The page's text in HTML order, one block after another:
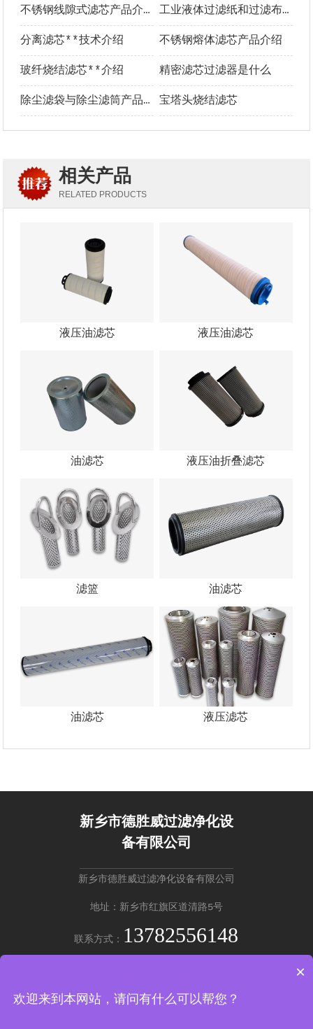
不锈钢线隙式滤芯产品介绍 工业液体过滤纸和过滤布**选型指南
分离滤芯**技术介绍 不锈钢熔体滤芯产品介绍
玻纤烧结滤芯**介绍 精密滤芯过滤器是什么
除尘滤袋与除尘滤筒产品介绍及优势对比 宝塔头烧结滤芯
相关产品
RELATED PRODUCTS
液压油滤芯 液压油滤芯
油滤芯 液压油折叠滤芯
滤篮 油滤芯
油滤芯 液压滤芯
新乡市德胜威过滤净化设
备有限公司
新乡市德胜威过滤净化设备有限公司
地址：新乡市红旗区道清路5号
联系方式： 13782556148
×
欢迎来到本网站，请问有什么可以帮您？